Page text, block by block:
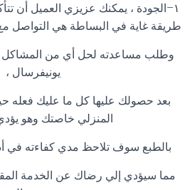
١–الجودة ، يمكنك عزيزي العميل أن
طريقة غاية في البساطة هي التواصل
وطلب مساعدته لحل أي من المشاكل
يونيفرسال ،
بعد حصولك عليها كل ما عليك فعله
المنزلي خاصتك وهو
بالطبع سوف تلاحظ مدي كفاءته في
مما سيؤدي إلي رضاك عن الخدمة